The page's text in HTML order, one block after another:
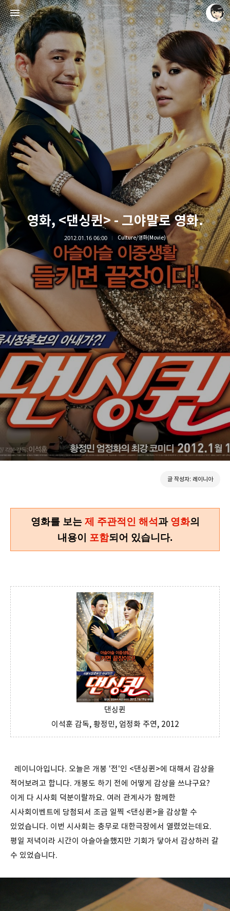
영화, <댄싱퀸> - 그야말로 영화.
2012.01.16 06:00 Culture/영화(Movie)
글 작성자: 레이니아
영화를 보는 제 주관적인 해석 과 영화의
내용이
포함되어 있습니다.
댄싱퀸
이석훈 감독, 황정민, 엄정화 주연, 2012
레이니아입니다. 오늘은 개봉 '전'인 <댄싱퀸>에 대해서 감상을
적어보려고 합니다. 개봉도 하기 전에 어떻게 감상을 쓰냐구요?
이게 다 시사회 덕분이랄까요. 여러 관계사가 함께한
시사회이벤트에 당첨되서 조금 일찍 <댄싱퀸>을 감상할 수
있었습니다. 이번 시사회는 충무로 대한극장에서 열렸었는데요.
평일 저녁이라 시간이 아슬아슬했지만 기회가 닿아서 감상하러 갈
수 있었습니다.
레이니아
레이니아